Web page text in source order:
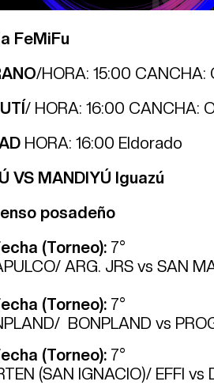
FeMiFu
/HORA: 15:00 CANCHA:
/ HORA: 16:00 CANCHA:
HORA: 16:00 Eldorado
VS MANDIYÚ Iguazú
posadeño
(Torneo): 7°
ARG. JRS vs SAN
(Torneo): 7°
BONPLAND vs
(Torneo): 7°
(SAN IGNACIO)/ EFFI vs